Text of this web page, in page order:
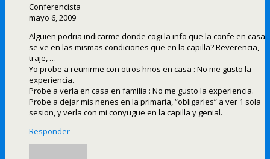
Conferencista
mayo 6, 2009
Alguien podria indicarme donde cogi la info que la confe en casa
se ve en las mismas condiciones que en la capilla? Reverencia,
traje, …
Yo probe a reunirme con otros hnos en casa : No me gusto la
experiencia.
Probe a verla en casa en familia : No me gusto la experiencia.
Probe a dejar mis nenes en la primaria, “obligarles” a ver 1 sola
sesion, y verla con mi conyugue en la capilla y genial.
Responder